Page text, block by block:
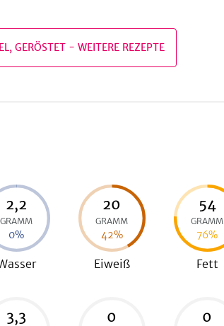
GERÖSTET- WEITERE REZEPTE
2,2
GRAMM
0%
20
GRAMM
42%
Eiweiß
54
GRAMM
76%
Fett
3,3 0 0